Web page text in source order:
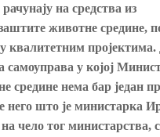
на средства из
животне средине,
квалитетним пројектима.
самоуправа у којој
средине нема бар један
него што је министарка
чело тог министарства,